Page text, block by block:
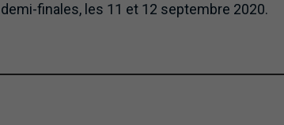
finales, les 11 et 12 septembre 2020.